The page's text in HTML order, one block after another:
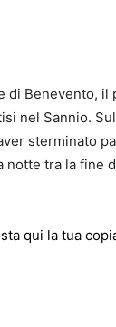
di Benevento, il
nel Sannio.
sterminato
notte tra la fine
qui la tua